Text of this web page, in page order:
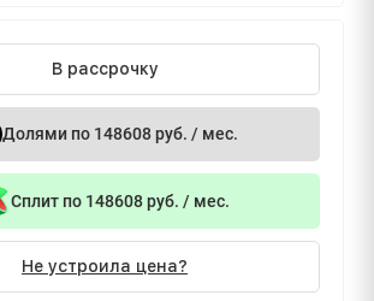
В рассрочку
Долями по 148608 руб. / мес.
Сплит по 148608 руб. / мес.
Не устроила цена?